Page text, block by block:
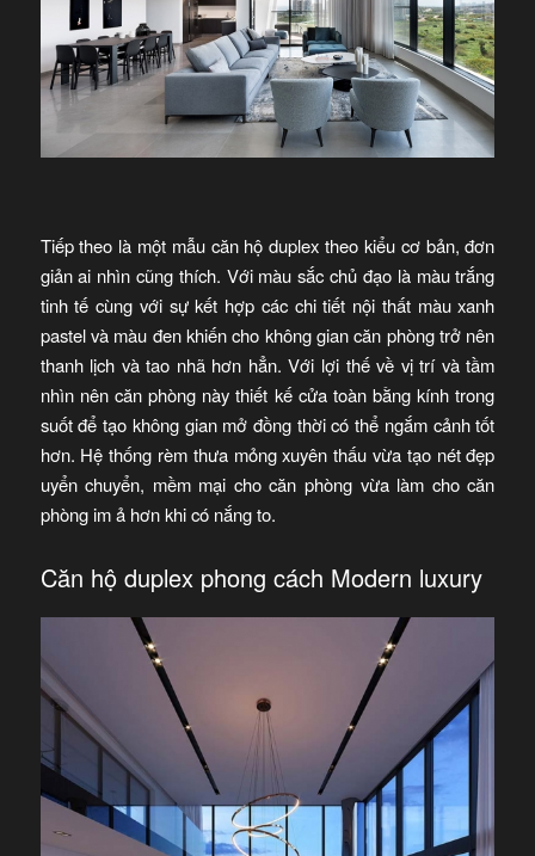
Tiếp theo là một mẫu căn hộ duplex theo kiểu cơ bản, đơn
giản ai nhìn cũng thích. Với màu sắc chủ đạo là màu trắng
tinh tế cùng với sự kết hợp các chi tiết nội thất màu xanh
pastel và màu đen khiến cho không gian căn phòng trở nên
thanh lịch và tao nhã hơn hẳn. Với lợi thế về vị trí và tầm
nhìn nên căn phòng này thiết kế cửa toàn bằng kính trong
suốt để tạo không gian mở đồng thời có thể ngắm cảnh tốt
hơn. Hệ thống rèm thưa mỏng xuyên thấu vừa tạo nét đẹp
uyển chuyển, mềm mại cho căn phòng vừa làm cho căn
phòng im ả hơn khi có nắng to.
Căn hộ duplex phong cách Modern luxury